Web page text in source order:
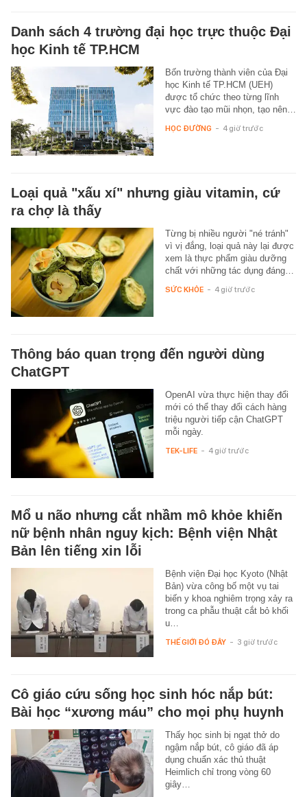
Danh sách 4 trường đại học trực thuộc Đại
học Kinh tế TP.HCM
Bốn trường thành viên của Đại
học Kinh tế TP.HCM (UEH)
được tổ chức theo từng lĩnh
vực đào tạo mũi nhọn, tạo nên…
HỌC ĐƯỜNG - 4 giờ trước
Loại quả "xấu xí" nhưng giàu vitamin, cứ
ra chợ là thấy
Từng bị nhiều người "né tránh"
vì vị đắng, loại quả này lại được
xem là thực phẩm giàu dưỡng
chất với những tác dụng đáng…
SỨC KHỎE - 4 giờ trước
Thông báo quan trọng đến người dùng
ChatGPT
OpenAI vừa thực hiện thay đổi
mới có thể thay đổi cách hàng
triệu người tiếp cận ChatGPT
mỗi ngày.
TEK-LIFE - 4 giờ trước
Mổ u não nhưng cắt nhầm mô khỏe khiến
nữ bệnh nhân nguy kịch: Bệnh viện Nhật
Bản lên tiếng xin lỗi
Bệnh viện Đại học Kyoto (Nhật
Bản) vừa công bố một vụ tai
biến y khoa nghiêm trọng xảy ra
trong ca phẫu thuật cắt bỏ khối
u…
THẾ GIỚI ĐÓ ĐÂY - 3 giờ trước
Cô giáo cứu sống học sinh hóc nắp bút:
Bài học “xương máu” cho mọi phụ huynh
Thấy học sinh bị ngạt thở do
ngậm nắp bút, cô giáo đã áp
dụng chuẩn xác thủ thuật
Heimlich chỉ trong vòng 60
giây…